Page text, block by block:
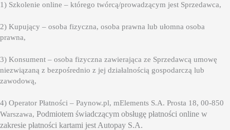
1) Szkolenie online – którego twórcą/prowadzącym jest Sprzedawca,
2) Kupujący – osoba fizyczna, osoba prawna lub ułomna osoba
prawna,
3) Konsument – osoba fizyczna zawierająca ze Sprzedawcą umowę
niezwiązaną z bezpośrednio z jej działalnością gospodarczą lub
zawodową,
4) Operator Płatności – Paynow.pl, mElements S.A. Prosta 18, 00-850
Warszawa, Podmiotem świadczącym obsługę płatności online w
zakresie płatności kartami jest Autopay S.A.